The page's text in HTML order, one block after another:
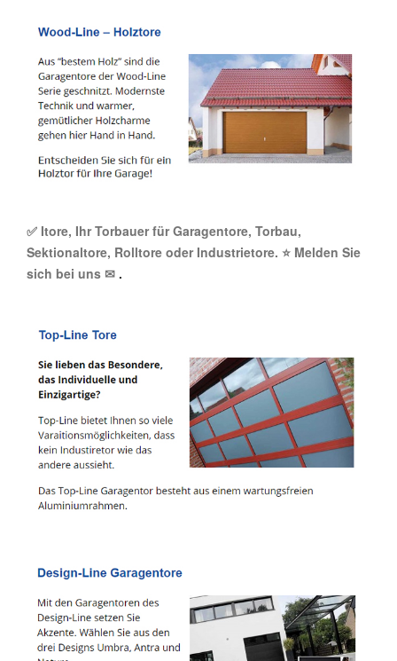
✅ Itore, Ihr Torbauer für Garagentore, Torbau,
Sektionaltore, Rolltore oder Industrietore. ⭐ Melden Sie
sich bei uns ✉ .